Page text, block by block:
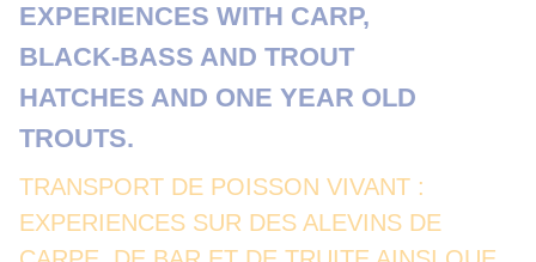
TRANSPORT DE POISSON VIVANT :
EXPERIENCES SUR DES ALEVINS DE
EXPERIENCES WITH CARP,
BLACK-BASS AND TROUT
HATCHES AND ONE YEAR OLD
TROUTS.